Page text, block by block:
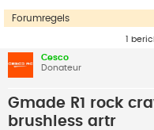
Forumregels
1
Cesco
Donateur
Gmade R1 rock
brushless artr